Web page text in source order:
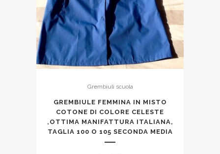
Grembiuli scuola
GREMBIULE FEMMINA IN MISTO
COTONE DI COLORE CELESTE
,OTTIMA MANIFATTURA ITALIANA,
TAGLIA 100 O 105 SECONDA MEDIA